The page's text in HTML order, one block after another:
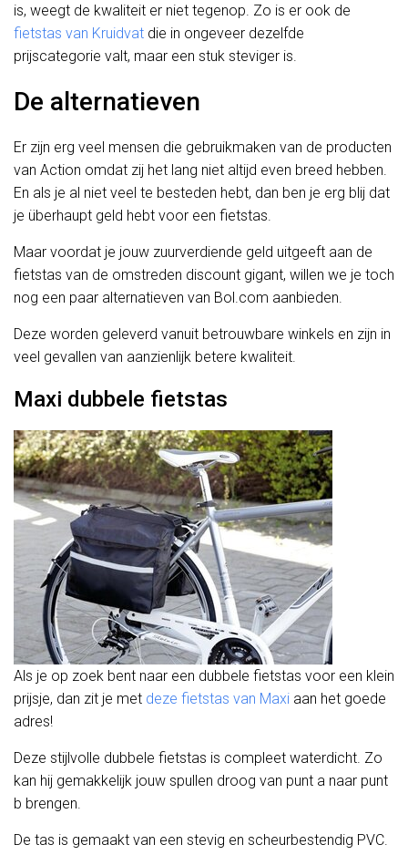
is, weegt de kwaliteit er niet tegenop. Zo is er ook de
fietstas van Kruidvat die in ongeveer dezelfde
prijscategorie valt, maar een stuk steviger is.
De alternatieven
Er zijn erg veel mensen die gebruikmaken van de producten
van Action omdat zij het lang niet altijd even breed hebben.
En als je al niet veel te besteden hebt, dan ben je erg blij dat
je überhaupt geld hebt voor een fietstas.
Maar voordat je jouw zuurverdiende geld uitgeeft aan de
fietstas van de omstreden discount gigant, willen we je toch
nog een paar alternatieven van Bol.com aanbieden.
Deze worden geleverd vanuit betrouwbare winkels en zijn in
veel gevallen van aanzienlijk betere kwaliteit.
Maxi dubbele fietstas
Als je op zoek bent naar een dubbele fietstas voor een klein
prijsje, dan zit je met deze fietstas van Maxi aan het goede
adres!
Deze stijlvolle dubbele fietstas is compleet waterdicht. Zo
kan hij gemakkelijk jouw spullen droog van punt a naar punt
b brengen.
De tas is gemaakt van een stevig en scheurbestendig PVC.